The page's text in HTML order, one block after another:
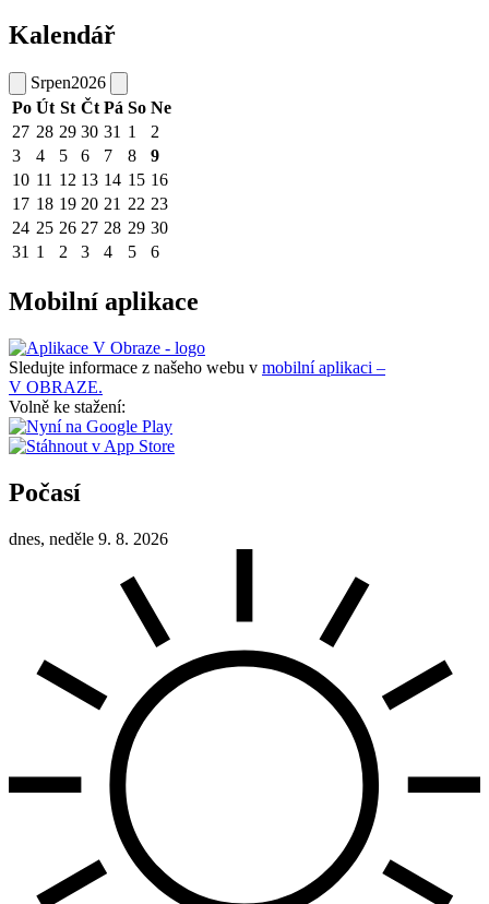
Kalendář
Srpen2026
Po Út St Čt Pá So Ne
27 28 29 30 31 1
2
3
4 5 6 7 8
9
10 11 12 13 14 15 16
17 18 19 20 21 22 23
24 25 26 27 28 29 30
31 1 2 3 4 5 6
Mobilní aplikace
Sledujte informace z našeho webu v mobilní aplikaci –
V OBRAZE.
Volně ke stažení:
Počasí
dnes, neděle 9. 8. 2026